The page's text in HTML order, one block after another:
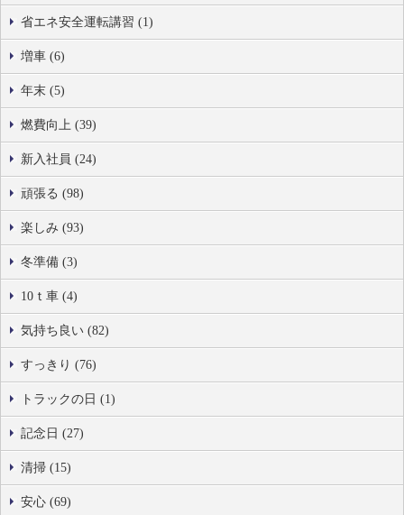
省エネ安全運転講習 (1)
増車 (6)
年末 (5)
燃費向上 (39)
新入社員 (24)
頑張る (98)
楽しみ (93)
冬準備 (3)
10ｔ車 (4)
気持ち良い (82)
すっきり (76)
トラックの日 (1)
記念日 (27)
清掃 (15)
安心 (69)